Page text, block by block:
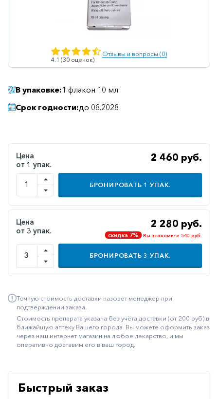
Гематологические
Гинекология
Гомеопатические
Диабетические
Желудочно-
кишечные
Иммунодепрессанты
Иммуностимуляторы
Климактерические
Метаболизм
Наружные
средства
Неврологические
Офтальмология
Паркинсон
4.1 (30 оценок)
Отзывы и вопросы (0)
В упаковке:1 флакон 10 мл
Срок годности:до 08.2028
Цена
от 1 упак.
2 460 руб.
БРОНИРОВАТЬ 1 УПАК.
Цена
от 3 упак.
2 280 руб.
скидка 7% Вы экономите 540 руб.
БРОНИРОВАТЬ3 УПАК.
Точную стоимость доставки назовет менеджер при
подтверждении заказа.
Стоимость препарата указана без учёта доставки (от 200 руб) в
ближайшую аптеку Вашего города. Вы можете оформить заказ
через наш интернет магазин на любое лекарство, и мы
оперативно доставим его в ваш город.
Быстрый заказ